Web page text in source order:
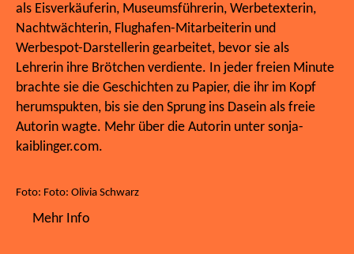
als Eisverkäuferin, Museumsführerin, Werbetexterin,
Nachtwächterin, Flughafen-Mitarbeiterin und
Werbespot-Darstellerin gearbeitet, bevor sie als
Lehrerin ihre Brötchen verdiente. In jeder freien Minute
brachte sie die Geschichten zu Papier, die ihr im Kopf
herumspukten, bis sie den Sprung ins Dasein als freie
Autorin wagte. Mehr über die Autorin unter sonja-
kaiblinger.com.
Foto: Foto: Olivia Schwarz
Mehr Info